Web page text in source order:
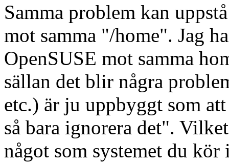
Samma problem kan
mot samma "/home". Jag
OpenSUSE mot samma
sällan det blir några
etc.) är ju uppbyggt som
så bara ignorera det".
något som systemet du